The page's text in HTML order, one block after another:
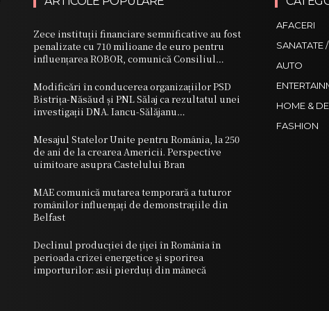
Zece instituții financiare semnificative au fost
penalizate cu 710 milioane de euro pentru
influențarea ROBOR, comunică Consiliul…
Modificări în conducerea organizațiilor PSD
Bistrița-Năsăud și PNL Sălaj ca rezultatul unei
investigații DNA. Iancu-Sălăjanu…
Mesajul Statelor Unite pentru România, la 250
de ani de la crearea Americii. Perspective
uimitoare asupra Castelului Bran
MAE comunică mutarea temporară a tuturor
românilor influențați de demonstrațiile din
Belfast
Declinul producției de țiței în România în
perioada crizei energetice și sporirea
importurilor: asii pierduți din mânecă
AFACERI
SANATATE
AUTO
HOME &
FASHION